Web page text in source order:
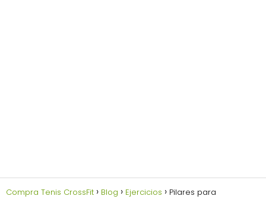
Compra Tenis CrossFit Blog Ejercicios
Pilares para